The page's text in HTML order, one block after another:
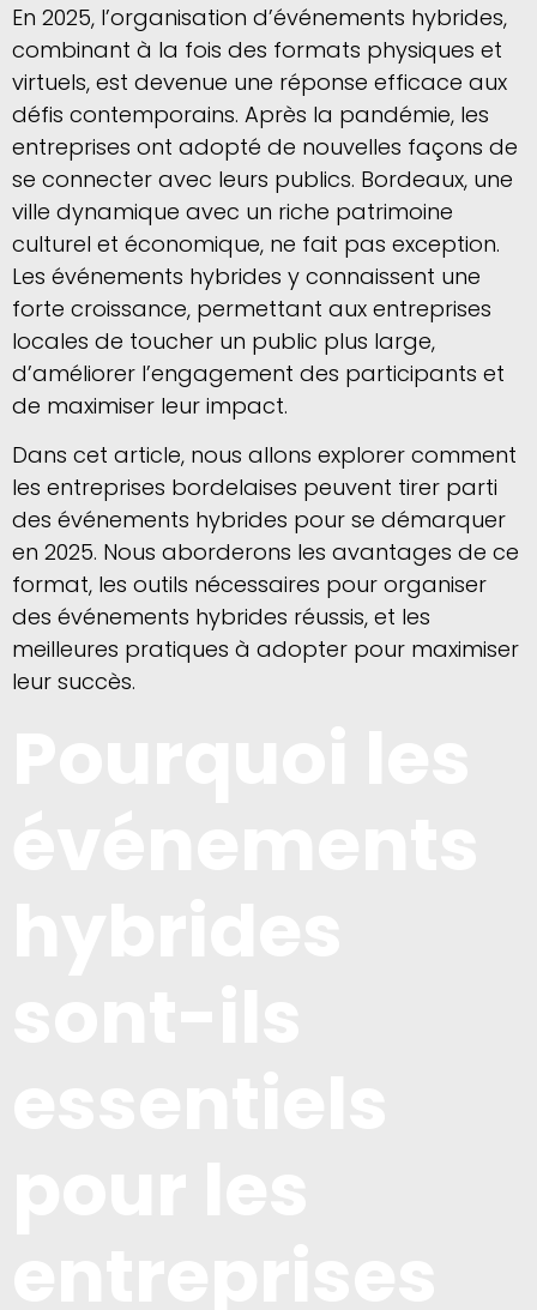
En 2025, l’organisation d’événements hybrides,
combinant à la fois des formats physiques et
virtuels, est devenue une réponse efficace aux
défis contemporains. Après la pandémie, les
entreprises ont adopté de nouvelles façons de
se connecter avec leurs publics. Bordeaux, une
ville dynamique avec un riche patrimoine
culturel et économique, ne fait pas exception.
Les événements hybrides y connaissent une
forte croissance, permettant aux entreprises
locales de toucher un public plus large,
d’améliorer l’engagement des participants et
de maximiser leur impact.
Dans cet article, nous allons explorer comment
les entreprises bordelaises peuvent tirer parti
des événements hybrides pour se démarquer
en 2025. Nous aborderons les avantages de ce
format, les outils nécessaires pour organiser
des événements hybrides réussis, et les
meilleures pratiques à adopter pour maximiser
leur succès.